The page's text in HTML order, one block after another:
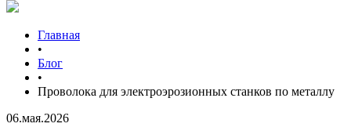
Главная
•
Блог
•
Проволока для электроэрозионных станков по металлу
06.мая.2026